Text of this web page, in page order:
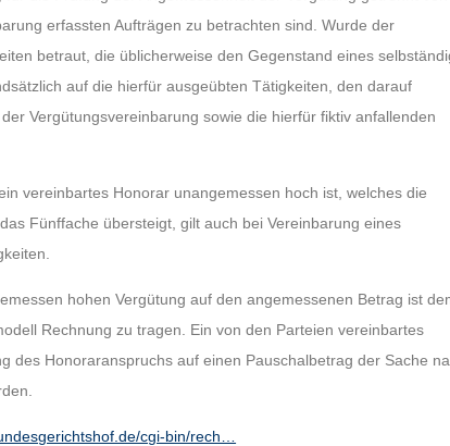
erfassten Aufträgen zu betrachten sind. Wurde der
betraut, die üblicherweise den Gegenstand eines
auf die hierfür ausgeübten Tätigkeiten, den darauf
Vergütungsvereinbarung sowie die hierfür fiktiv anfallenden
vereinbartes Honorar unangemessen hoch ist, welches die
Fünffache übersteigt, gilt auch bei Vereinbarung eines
hohen Vergütung auf den angemessenen Betrag ist
Rechnung zu tragen. Ein von den Parteien vereinbartes
des Honoraranspruchs auf einen Pauschalbetrag der Sache
cgi-bin/rech…